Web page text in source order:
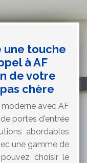
une touche
à AF
de votre
chère
avec AF
portes d'entrée
abordables
une gamme de
choisir le